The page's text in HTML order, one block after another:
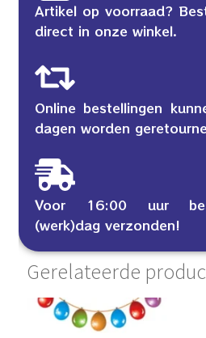
Artikel op voorraad?
direct in onze winkel.
Online bestellingen
dagen worden
Voor 16:00 uur
(werk)dag verzonden!
Gerelateerde